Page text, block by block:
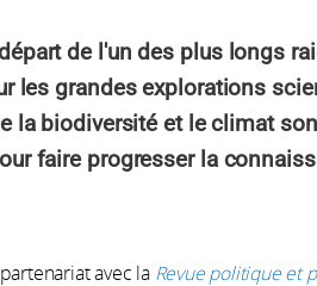
de l'un des plus longs
les grandes explorations
la biodiversité et le climat
faire progresser la
avec la Revue politique et